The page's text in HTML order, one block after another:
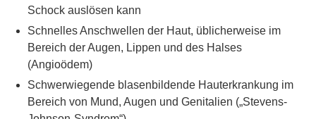
Schock auslösen kann
Schnelles Anschwellen der Haut, üblicherweise im
Bereich der Augen, Lippen und des Halses
(Angioödem)
Schwerwiegende blasenbildende Hauterkrankung im
Bereich von Mund, Augen und Genitalien („Stevens-